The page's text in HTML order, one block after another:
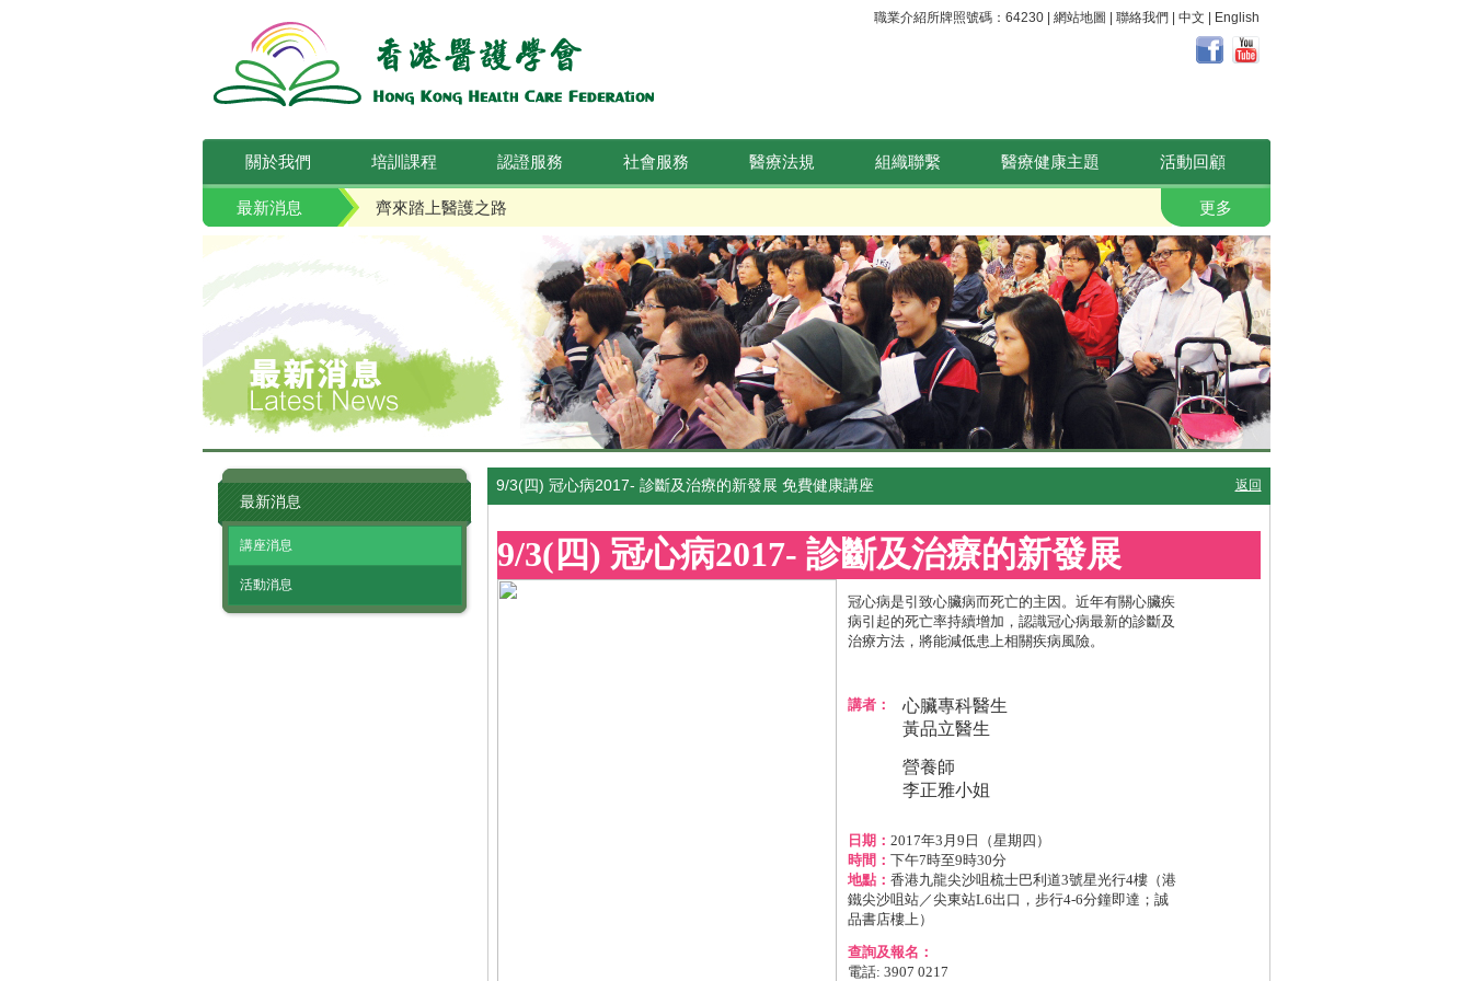
職業介紹所牌照號碼：64230 | 網站地圖 聯絡我們 中文 English
關於我們 培訓課程 認證服務 社會服務 醫療法規 組織聯繫 醫療健康主題 活動回顧
最新消息 齊來踏上醫護之路 職安健。 好心晴
更多
最新消息
講座消息
活動消息
9/3(四) 冠心病2017- 診斷及治療的新發展 免費健康講座 返回
9/3(四) 冠心病2017- 診斷及治療的新發展
冠心病是引致心臟病而死亡的主因。近年有關心臟疾
病引起的死亡率持續增加，認識冠心病最新的診斷及
治療方法，將能減低患上相關疾病風險。
講者：
心臟專科醫生
黃品立醫生
營養師
李正雅小姐
日期： 2017年3月9日（星期四）
時間： 下午7時至9時30分
地點： 香港九龍尖沙咀梳士巴利道3號星光行4樓（港
鐵尖沙咀站／尖東站L6出口，步行4-6分鐘即達；誠
品書店樓上）
查詢及報名：
電話: 3907 0217